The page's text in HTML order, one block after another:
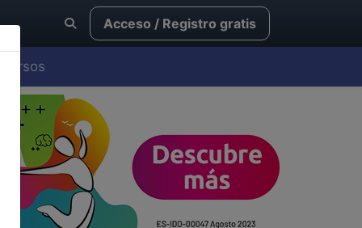
Acceso / Registro gratis
Cursos